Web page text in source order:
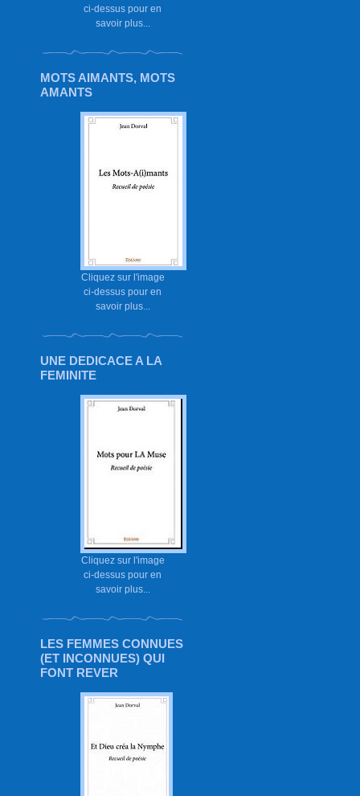
ci-dessus pour en
savoir plus...
MOTS AIMANTS, MOTS
AMANTS
Cliquez sur l'image
ci-dessus pour en
savoir plus...
UNE DEDICACE A LA
FEMINITE
Cliquez sur l'image
ci-dessus pour en
savoir plus...
LES FEMMES CONNUES
(ET INCONNUES) QUI
FONT REVER